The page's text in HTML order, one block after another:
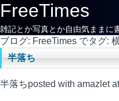
FreeTimes
雑記とか写真とか自由気ままに
ブログ: FreeTimes でタグ:
半落ち
半落ちposted with amazlet